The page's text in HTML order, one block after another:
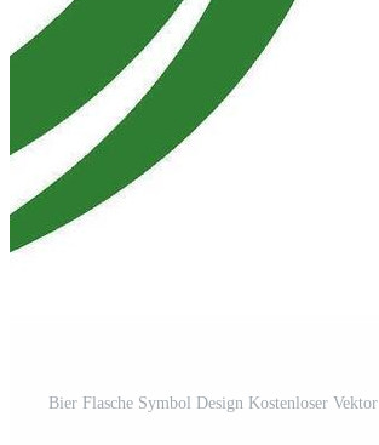
Bier Flasche Symbol Design Kostenloser Vektor